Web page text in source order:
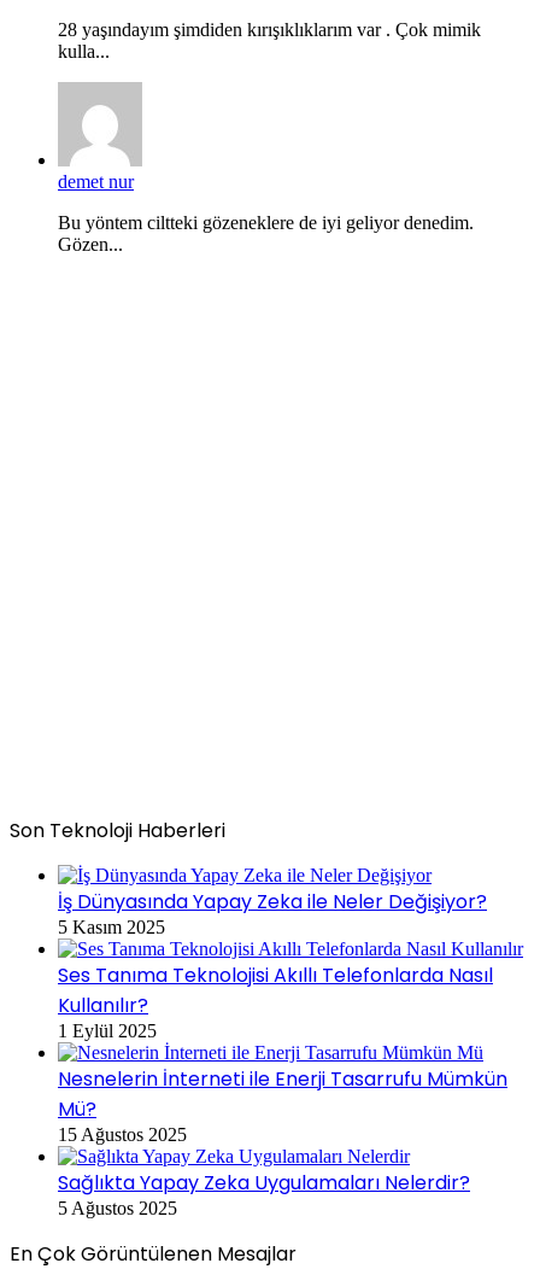
28 yaşındayım şimdiden kırışıklıklarım var . Çok mimik
kulla...
demet nur
Bu yöntem ciltteki gözeneklere de iyi geliyor denedim.
Gözen...
Son Teknoloji Haberleri
İş Dünyasında Yapay Zeka ile Neler Değişiyor?
5 Kasım 2025
Ses Tanıma Teknolojisi Akıllı Telefonlarda Nasıl
Kullanılır?
1 Eylül 2025
Nesnelerin İnterneti ile Enerji Tasarrufu Mümkün
Mü?
15 Ağustos 2025
Sağlıkta Yapay Zeka Uygulamaları Nelerdir?
5 Ağustos 2025
En Çok Görüntülenen Mesajlar